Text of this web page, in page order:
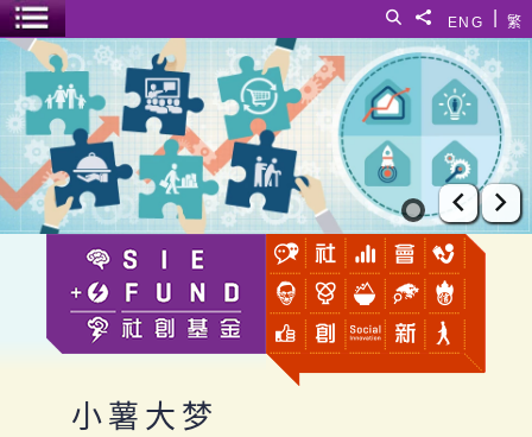
繁
ENG
分享給
搜寻
菜单开关
小薯大梦
上一张
下
小薯大梦